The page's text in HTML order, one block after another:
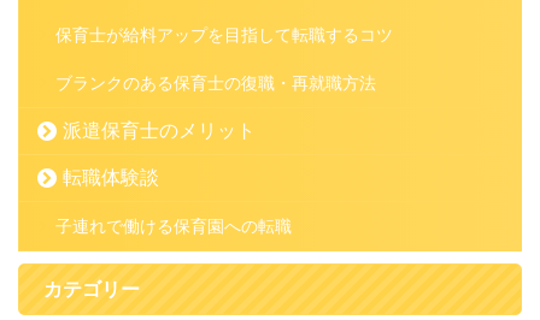
保育士が給料アップを目指して転職するコツ
ブランクのある保育士の復職・再就職方法
派遣保育士のメリット
転職体験談
子連れで働ける保育園への転職
カテゴリー